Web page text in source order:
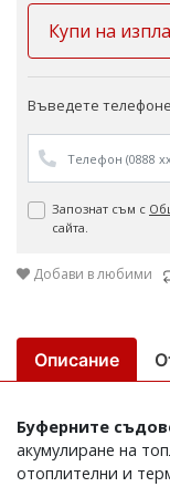
Купи на
Въведете
Запознат съм с
сайта.
Добави в любими
Описание
Буферните
акумулиране на
отоплителни и